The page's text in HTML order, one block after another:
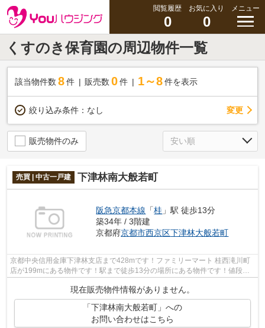
閲覧履歴
0
お気に入り
0
メニュー
くすのき保育園の周辺物件一覧
該当物件数 8件 販売数 0 件 1～8 件を表示
絞り込み条件： なし 変更
販売物件のみ
売買 | 中古一戸建 下津林南大般若町
阪急京都本線 「桂 」駅 徒歩13分
築34年 / 3階建
京都府京都市西京区下津林大般若町
京都中央信用金庫下津林支店まで428mです！ファミリーマート 桂西滝川町
店が199mにある物件です！駅まで徒歩13分の場所にある物件です！値段が
お手ごろな中古戸建てはいかがでしょうか...
現在販売物件情報がありません。
「下津林南大般若町」への
お問い合わせはこちら